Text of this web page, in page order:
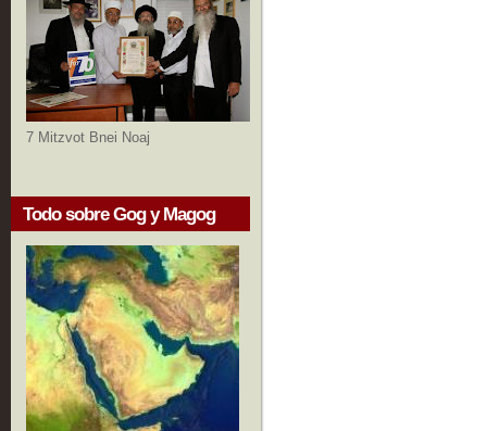
7 Mitzvot Bnei Noaj
Todo sobre Gog y Magog